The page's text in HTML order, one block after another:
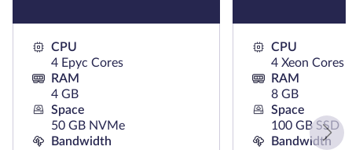
CPU
4 Epyc Cores
RAM
4 GB
Space
50 GB NVMe
Bandwidth
CPU
4 Xeon Cores
RAM
8 GB
Space
100 GB SSD
Bandwidth